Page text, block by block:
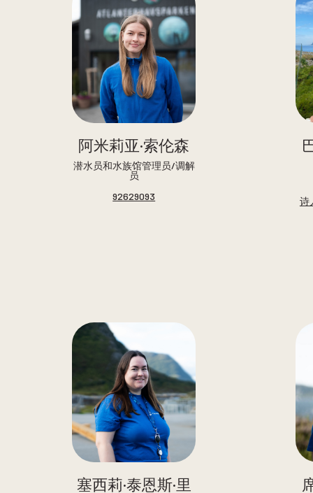
阿米莉亚·索伦森
潜水员和水族馆管理员/调解
员
92629093
诗
塞西莉·泰恩斯·里